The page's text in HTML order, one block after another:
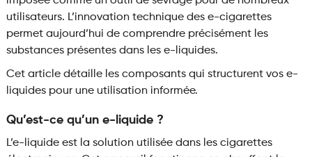
utilisateurs. L’innovation technique des e-cigarettes
permet aujourd’hui de comprendre précisément les
substances présentes dans les e-liquides.
Cet article détaille les composants qui structurent vos e-
liquides pour une utilisation informée.
Qu’est-ce qu’un e-liquide ?
L’e-liquide est la solution utilisée dans les cigarettes